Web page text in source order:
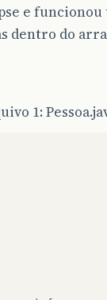
e
dentro do
1: